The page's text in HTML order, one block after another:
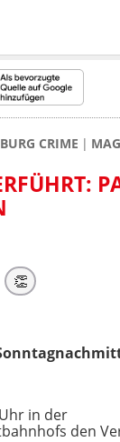
CRIME
👏
in der
den